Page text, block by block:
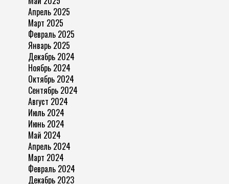
Апрель 2025
Март 2025
Февраль 2025
Январь 2025
Декабрь 2024
Ноябрь 2024
Октябрь 2024
Сентябрь 2024
Август 2024
Июль 2024
Июнь 2024
Май 2024
Апрель 2024
Март 2024
Февраль 2024
Декабрь 2023